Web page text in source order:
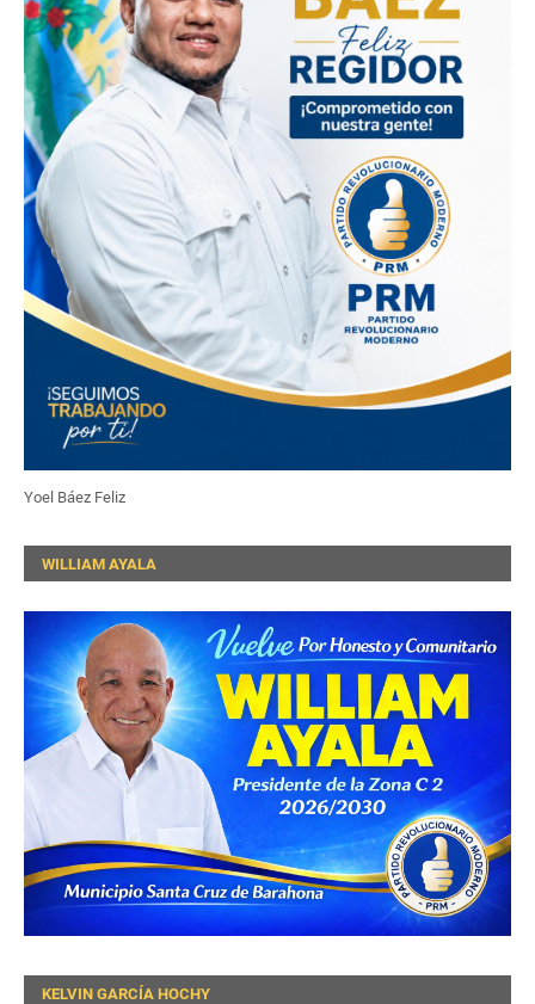
Yoel Báez Feliz
WILLIAM AYALA
KELVIN GARCÍA HOCHY